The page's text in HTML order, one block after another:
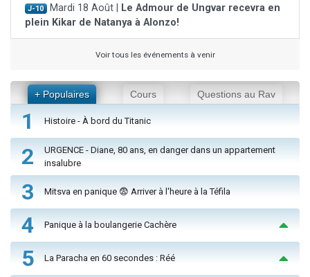
J-10 Mardi 18 Août |
Le Admour de Ungvar recevra en
plein Kikar de Natanya à Alonzo!
Voir tous les événements à venir
+ Populaires Cours Questions au Rav
1 Histoire - À bord du Titanic
2
URGENCE - Diane, 80 ans, en danger dans un appartement
insalubre
3 Mitsva en panique 😨 Arriver à l'heure à la Téfila
4 Panique à la boulangerie Cachère
5 La Paracha en 60 secondes : Réé